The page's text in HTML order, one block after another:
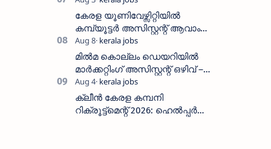
25, 500 രൂപ മുതൽ
കേരള യൂണിവേഴ്സിറ്റിയിൽ
കമ്പ്യൂട്ടർ അസിസ്റ്റന്റ് ആവാം
:അവസാന തീയതി: ഓഗസ്റ്റ് 5 ന്
മിൽമ കൊല്ലം ഡെയറിയിൽ
മാർക്കറ്റിംഗ് അസിസ്റ്റന്റ് ഒഴിവ് –
വാക്ക് ഇൻ ഇന്റർവ്യൂ ഓഗസ്റ്റ്
11-ന്
ക്ലീൻ കേരള കമ്പനി
റിക്രൂട്ട്മെന്റ് 2026: ഹെൽപ്പർ